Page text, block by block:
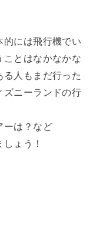
的には飛行機でい
ことはなかなかな
人もまだ行った
ズニーランドの行
ーは？など
ょう！